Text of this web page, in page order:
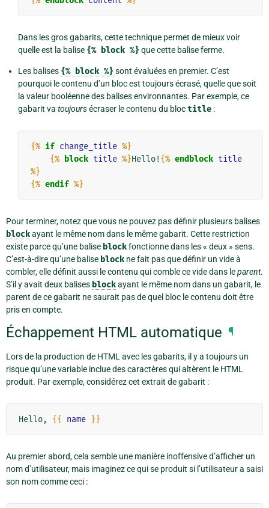
Dans les gros gabarits, cette technique permet de mieux voir
quelle est la balise {% block %} que cette balise ferme.
Les balises {% block %} sont évaluées en premier. C’est
pourquoi le contenu d’un bloc est toujours écrasé, quelle que soit
la valeur booléenne des balises environnantes. Par exemple, ce
gabarit va toujoursécraser le contenu du bloctitle :
{% if change_title %}
{% block title %}Hello! {% endblock title
%}
{% endif %}
Pour terminer, notez que vous ne pouvez pas définir plusieurs balises
blockayant le même nom dans le même gabarit. Cette restriction
existe parce qu’une balise blockfonctionne dans les « deux » sens.
C’est-à-dire qu’une balise block ne fait pas que définir un vide à
combler, elle définit aussi le contenu qui comble ce vide dans leparent.
S’il y avait deux balises blockayant le même nom dans un gabarit, le
parent de ce gabarit ne saurait pas de quel bloc le contenu doit être
pris en compte.
Échappement HTML automatique ¶
Lors de la production de HTML avec les gabarits, il y a toujours un
risque qu’une variable inclue des caractères qui altèrent le HTML
produit. Par exemple, considérez cet extrait de gabarit :
Hello, {{ name }}
Au premier abord, cela semble une manière inoffensive d’afficher un
nom d’utilisateur, mais imaginez ce qui se produit si l’utilisateur a saisi
son nom comme ceci :